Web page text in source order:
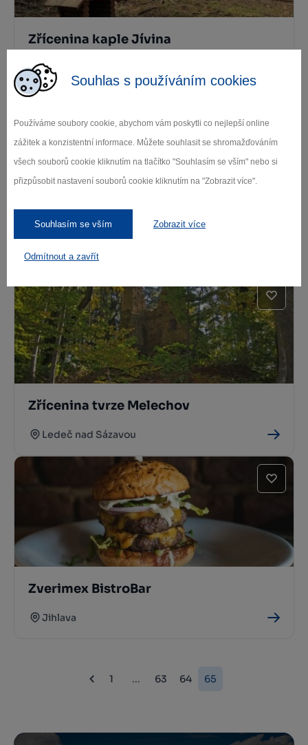
Souhlas s používáním cookies
Používáme soubory cookie, abychom vám poskytli co nejlepší online
zážitek a konzistentní informace. Můžete souhlasit se shromažďováním
všech souborů cookie kliknutím na tlačítko "Souhlasím se vším" nebo si
přizpůsobit nastavení souborů cookie kliknutím na "Zobrazit více".
Souhlasím se vším Zobrazit více
Odmítnout a zavřít
Zřícenina kaple Jívina
Dolní Rožínka
Zřícenina Tasovský hrádek
Tasov
Zřícenina tvrze Melechov
Ledeč nad Sázavou
Zverimex BistroBar
Jihlava
1 ... 63 64 65